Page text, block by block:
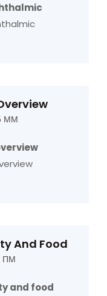
ΜΜ
And Food
ΠΜ
and food